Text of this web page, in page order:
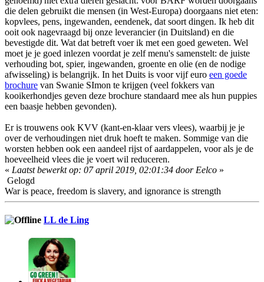
die delen gebruikt die mensen (in West-Europa) doorgaans niet eten:
kopvlees, pens, ingewanden, eendenek, dat soort dingen. Ik heb dit
ooit ook nagevraagd bij onze leverancier (in Duitsland) en die
bevestigde dit. Wat dat betreft voer ik met een goed geweten. Wel
moet je je goed inlezen voordat je zelf menu's samenstelt: de juiste
verhouding bot, spier, ingewanden, groente en olie (en de nodige
afwisseling) is belangrijk. In het Duits is voor vijf euro een goede
brochure van Swanie SImon te krijgen (veel fokkers van
kooikerhondjes geven deze brochure standaard mee als hun puppies
een baasje hebben gevonden).
Er is trouwens ook KVV (kant-en-klaar vers vlees), waarbij je je
over de verhoudingen niet druk hoeft te maken. Sommige van die
worsten hebben ook een aandeel rijst of aardappelen, voor als je de
hoeveelheid vlees die je voert wil reduceren.
« Laatst bewerkt op: 07 april 2019, 02:01:34 door Eelco »
Gelogd
War is peace, freedom is slavery, and ignorance is strength
LL de Ling